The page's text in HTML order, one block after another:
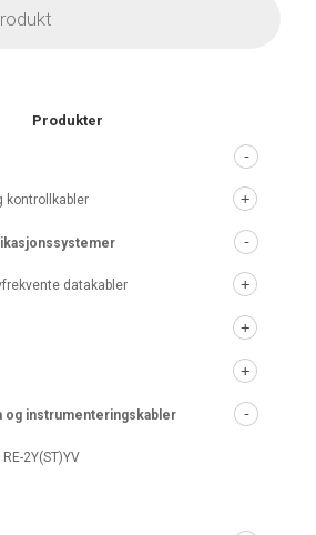
Produkter
kontrollkabler
datakabler
og instrumenteringskabler
2Y(ST)YV